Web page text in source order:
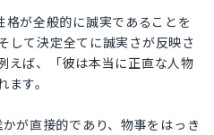
が全般的に誠実であることを
して決定全てに誠実さが反映さ
えば、「彼は本当に正直な人物
す。
直接的であり、物事をはっき